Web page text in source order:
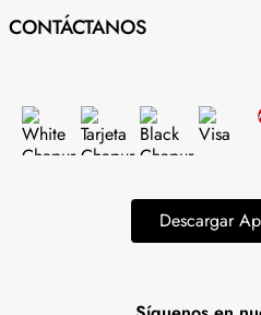
CONTÁCTANOS
Descargar